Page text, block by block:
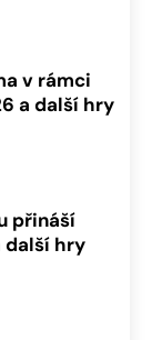
v rámci
a další hry
přináší
další hry